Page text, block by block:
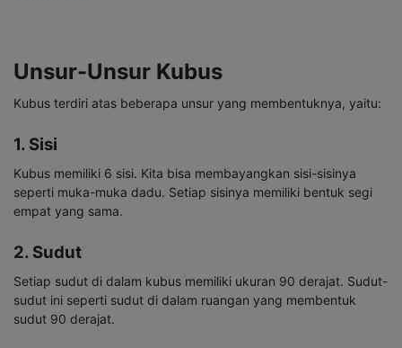
Unsur-Unsur Kubus
Kubus terdiri atas beberapa unsur yang membentuknya, yaitu:
1. Sisi
Kubus memiliki 6 sisi. Kita bisa membayangkan sisi-sisinya
seperti muka-muka dadu. Setiap sisinya memiliki bentuk segi
empat yang sama.
2. Sudut
Setiap sudut di dalam kubus memiliki ukuran 90 derajat. Sudut-
sudut ini seperti sudut di dalam ruangan yang membentuk
sudut 90 derajat.